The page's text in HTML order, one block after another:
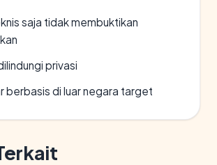
saja tidak membuktikan
privasi
berbasis di luar negara target